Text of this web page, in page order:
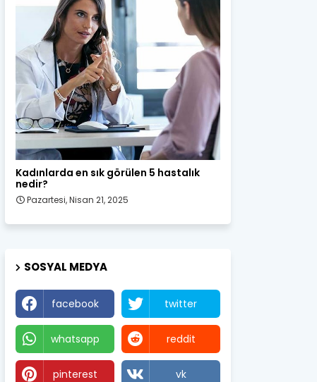
Kadın Sağlığı
Kadınlarda en sık görülen 5 hastalık
nedir?
Pazartesi, Nisan 21, 2025
SOSYAL MEDYA
facebook twitter
whatsapp reddit
pinterest vk